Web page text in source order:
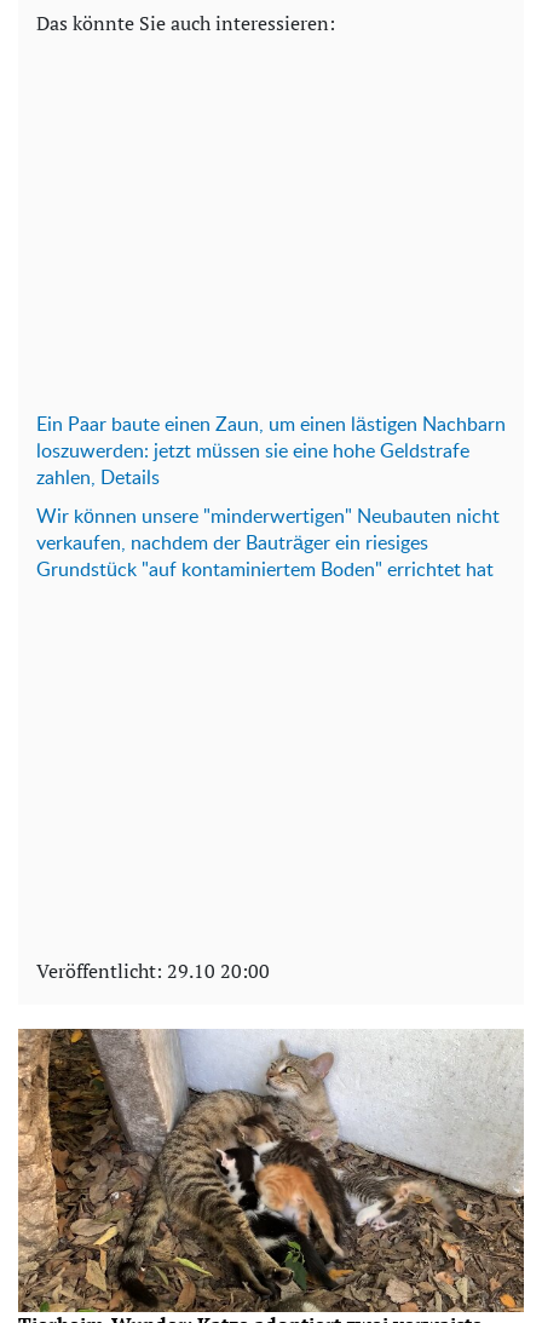
Das könnte Sie auch interessieren:
Ein Paar baute einen Zaun, um einen lästigen Nachbarn
loszuwerden: jetzt müssen sie eine hohe Geldstrafe
zahlen, Details
Wir können unsere "minderwertigen" Neubauten nicht
verkaufen, nachdem der Bauträger ein riesiges
Grundstück "auf kontaminiertem Boden" errichtet hat
Veröffentlicht: 29.10 20:00